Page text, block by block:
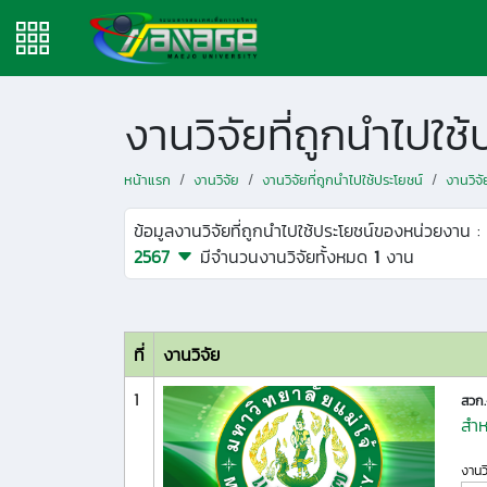
งานวิจัยที่ถูกนำไปใ
หน้าแรก งานวิจัย งานวิจัยที่ถูกนำไปใช้ประโยชน์ งานวิ
ข้อมูลงานวิจัยที่ถูกนำไปใช้ประโยชน์ของหน่วยงาน :
2567
มีจำนวนงานวิจัยทั้งหมด 1 งาน
ที่
งานวิจัย
1
สว
สำ
งาน